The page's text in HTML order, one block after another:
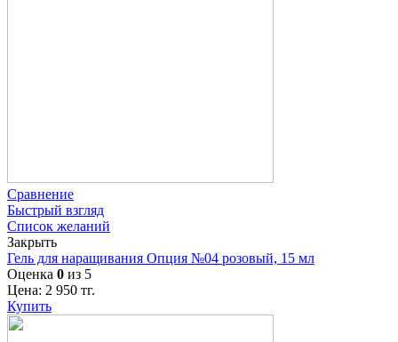
Сравнение
Быстрый взгляд
Список желаний
Закрыть
Гель для наращивания Опция №04 розовый, 15 мл
Оценка 0 из 5
Цена: 2 950 тг.
Купить